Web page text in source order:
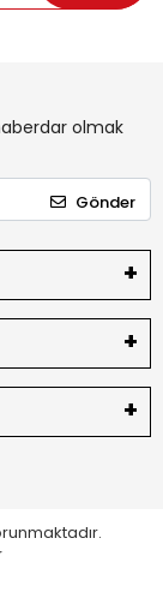
olmak
Gönder